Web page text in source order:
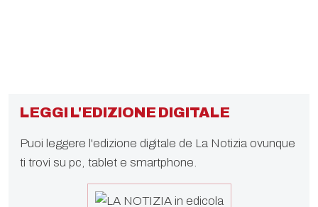
LEGGI L'EDIZIONE DIGITALE
Puoi leggere l'edizione digitale de La Notizia ovunque
ti trovi su pc, tablet e smartphone.